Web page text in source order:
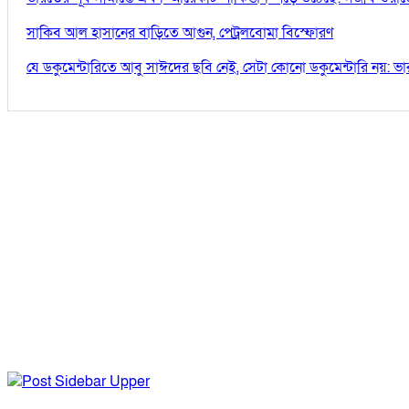
সাকিব আল হাসানের বাড়িতে আগুন, পেট্রলবোমা বিস্ফোরণ
যে ডকুমেন্টারিতে আবু সাঈদের ছবি নেই, সেটা কোনো ডকুমেন্টারি নয়: